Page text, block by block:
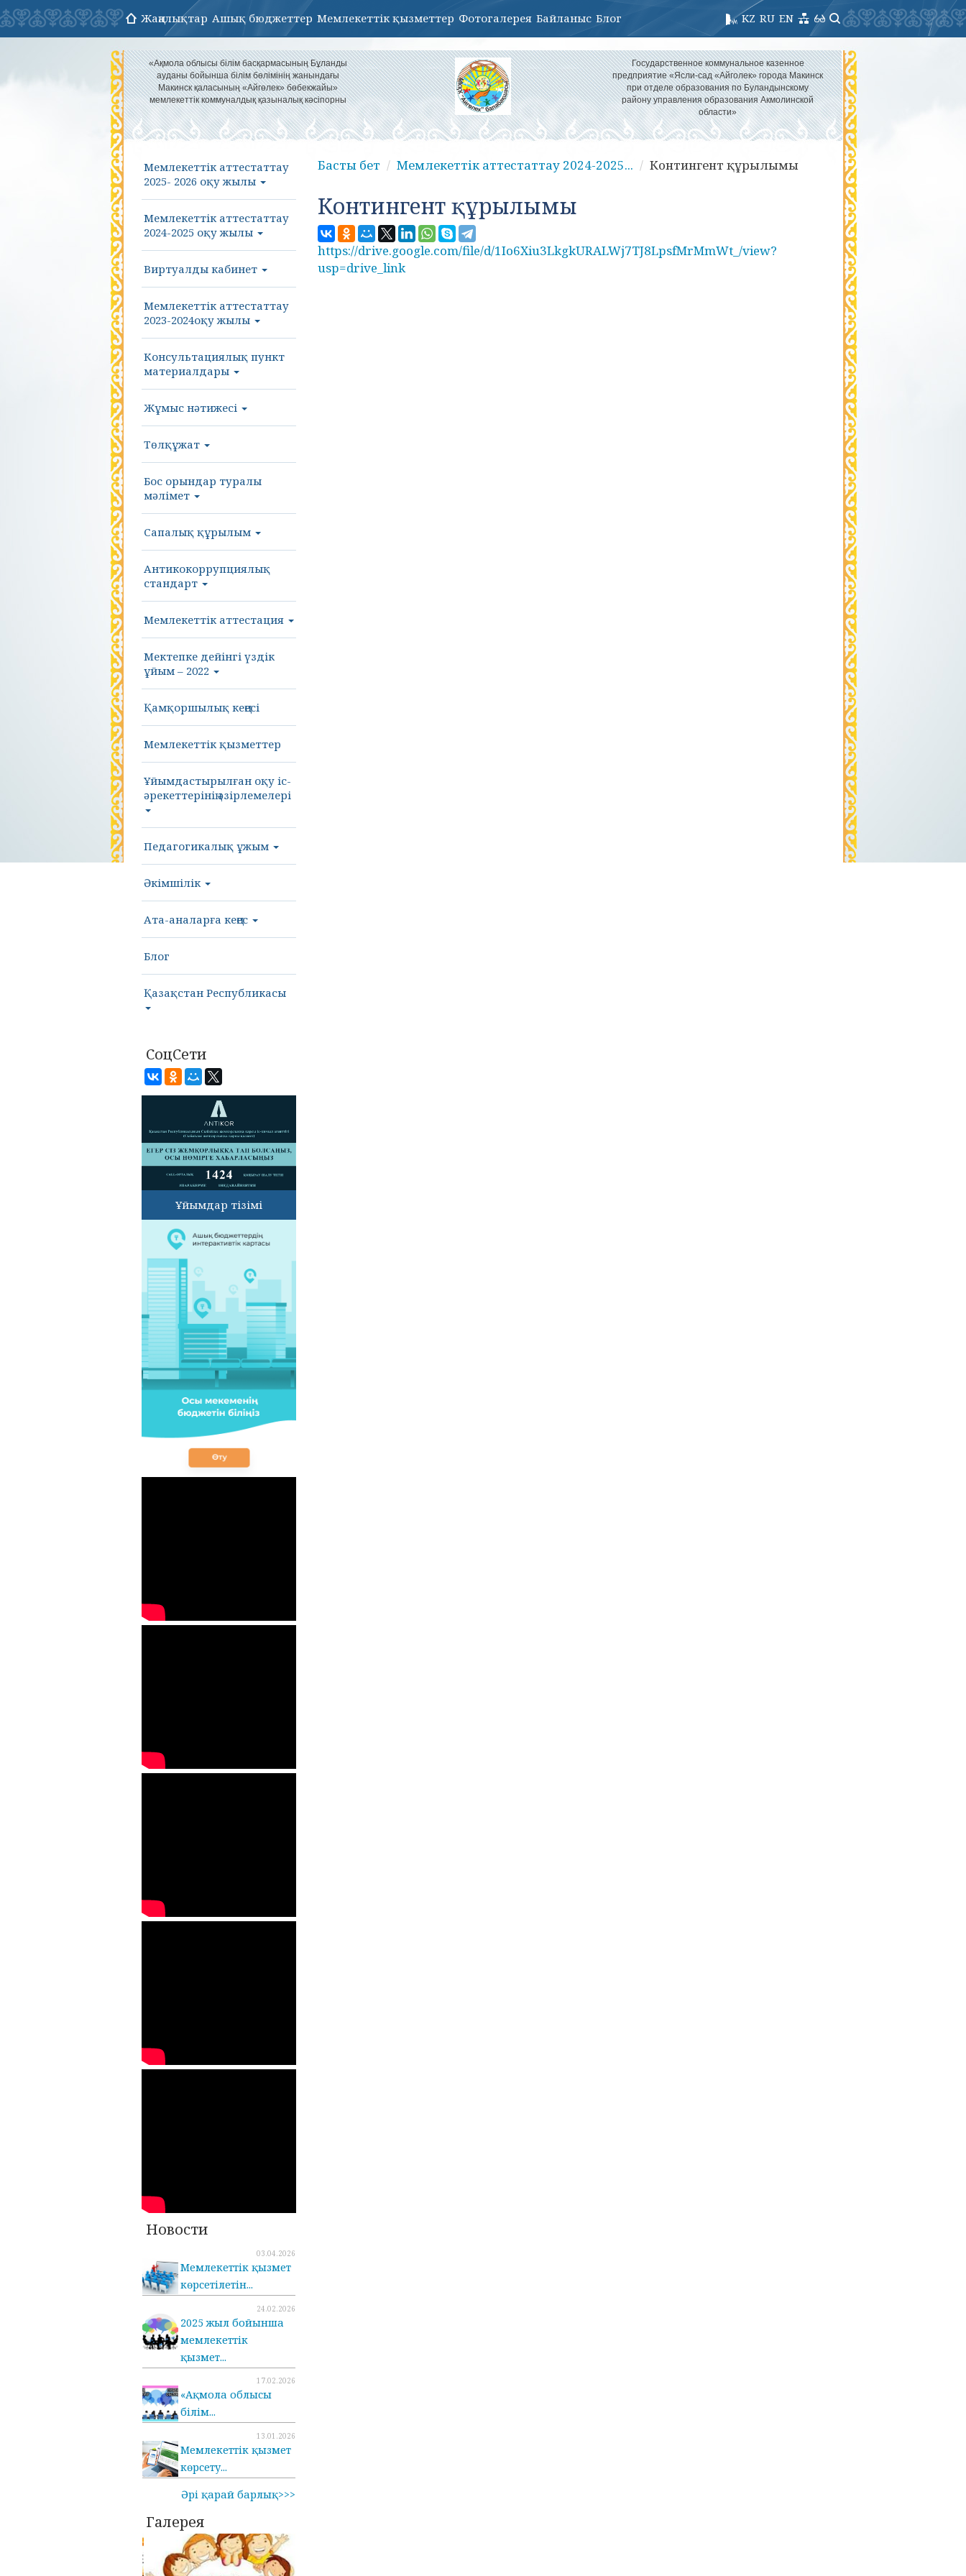
Жаңалықтар Ашық бюджеттер Мемлекеттік қызметтер Фотогалерея Байланыс Блог EN
RU
KZ
«Ақмола облысы білім басқармасының Бұланды
ауданы бойынша білім бөлімінің жанындағы
Макинск қаласының «Айгөлек» бөбекжайы»
мемлекеттік коммуналдық қазыналық кәсіпорны
Государственное коммунальное казенное
предприятие «Ясли-сад «Айголек» города Макинск
при отделе образования по Буландынскому
району управления образования Акмолинской
области»
Мемлекеттік аттестаттау
2025- 2026 оқу жылы
Мемлекеттік аттестаттау
2024-2025 оқу жылы
Виртуалды кабинет
Мемлекеттік аттестаттау
2023-2024оқу жылы
Консультациялық пункт
материалдары
Жұмыс нәтижесі
Төлқұжат
Бос орындар туралы
мәлімет
Сапалық құрылым
Антикокоррупциялық
стандарт
Мемлекеттік аттестация
Мектепке дейінгі үздік
ұйым – 2022
Қамқоршылық кеңесі
Мемлекеттік қызметтер
Ұйымдастырылған оқу іс-
әрекеттерінің әзірлемелері
Педагогикалық ұжым
Әкімшілік
Ата-аналарға кеңес
Блог
Қазақстан Республикасы
СоцСети
Ұйымдар тізімі
Новости
03.04.2026
Мемлекеттік қызмет
көрсетілетін...
24.02.2026
2025 жыл бойынша
мемлекеттік
қызмет...
17.02.2026
«Ақмола облысы
білім...
13.01.2026
Мемлекеттік қызмет
көрсету...
Әрі қарай барлық>>>
Галерея
Басты бет Мемлекеттік аттестаттау 2024-2025... Контингент құрылымы
Контингент құрылымы
https://drive.google.com/file/d/1Io6Xiu3LkgkURALWj7TJ8LpsfMrMmWt_/view?
usp=drive_link